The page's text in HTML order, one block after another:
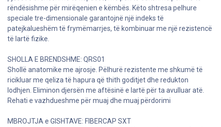
rëndësishme për mirëqenien e këmbës. Këto shtresa pelhure
speciale tre-dimensionale garantojnë një indeks të
patejkalueshëm të frymëmarrjes, të kombinuar me një rezistencë
të lartë fizike.
SHOLLA E BRENDSHME: QRS01
Shollë anatomike me ajrosje. Pëlhurë rezistente me shkumë të
ricikluar me qeliza të hapura që thith goditjet dhe redukton
lodhjen. Eliminon djersën me aftësinë e lartë për ta avulluar atë.
Rehati e vazhdueshme për muaj dhe muaj përdorimi
MBROJTJA e GISHTAVE: FIBERCAP SXT